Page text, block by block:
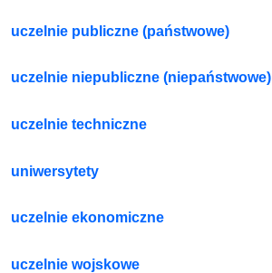
uczelnie publiczne (państwowe)
uczelnie niepubliczne (niepaństwowe)
uczelnie techniczne
uniwersytety
uczelnie ekonomiczne
uczelnie wojskowe